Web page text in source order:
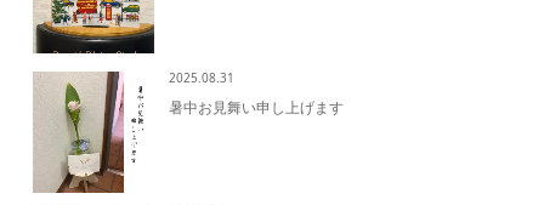
2025.08.31
暑中お見舞い申し上げます